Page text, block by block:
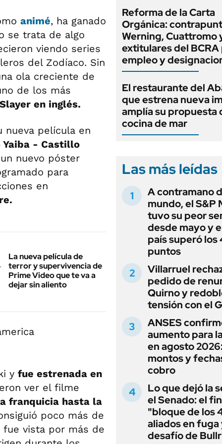
animé, ha ganado
se trata de algo
viendo series
del Zodíaco. Sin
ola creciente de
de los más
en inglés.
nueva película en
Yaiba - Castillo
nuevo póster
para
en
La nueva película de
terror y supervivencia de
Prime Video que te va a
dejar sin aliento
y fue estrenada en
ver el filme
franquicia hasta la
poco más de
fue vista por más de
Reforma de la Carta
Orgánica:
Werning, Cuattromo
extitulares del BCRA
empleo y
El restaurante del
que estrena nueva
amplía su propuesta
cocina de mar
Las más leídas
A contramano
mundo, el S&P
tuvo su peor
desde mayo y
país superó los
puntos
Villarruel
pedido de
Quirno y
tensión con el
ANSES
aumento para
en agosto
montos y
cobro
Lo que dejó la
el Senado: el
"bloque de los
aliados en fuga
desafío de